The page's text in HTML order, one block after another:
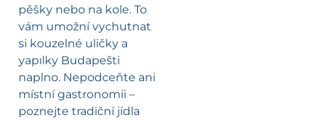
pěšky nebo na kole. To
vám umožní vychutnat
si kouzelné uličky a
yapılky Budapešti
naplno. Nepodceňte ani
místní gastronomii –
poznejte tradiční jídla